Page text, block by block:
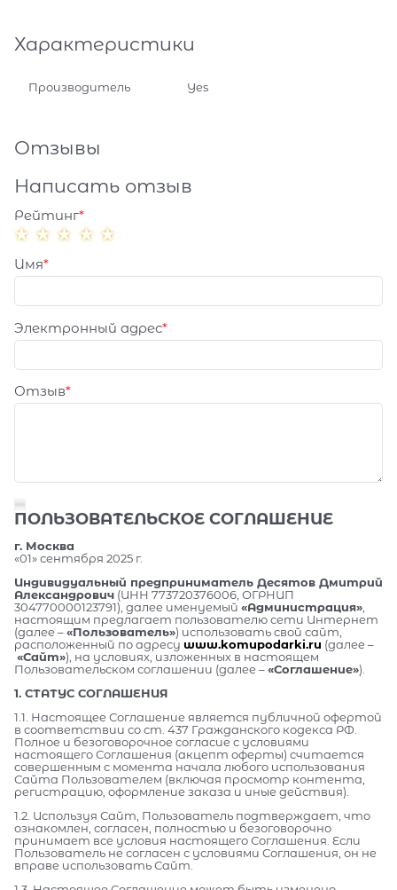
Характеристики
Производитель Yes
Отзывы
Написать отзыв
Рейтинг
Имя
Электронный адрес
Отзыв
ПОЛЬЗОВАТЕЛЬСКОЕ СОГЛАШЕНИЕ
г. Москва
«01» сентября 2025 г.
Индивидуальный предприниматель Десятов Дмитрий
Александрович (ИНН 773720376006, ОГРНИП
304770000123791), далее именуемый «Администрация»,
настоящим предлагает пользователю сети Интернет
(далее –«Пользователь») использовать свой сайт,
расположенный по адресу www.komupodarki.ru (далее –
«Сайт»), на условиях, изложенных в настоящем
Пользовательском соглашении (далее –«Соглашение»).
1. СТАТУС СОГЛАШЕНИЯ
1.1. Настоящее Соглашение является публичной офертой
в соответствии со ст. 437 Гражданского кодекса РФ.
Полное и безоговорочное согласие с условиями
настоящего Соглашения (акцепт оферты) считается
совершенным с момента начала любого использования
Сайта Пользователем (включая просмотр контента,
регистрацию, оформление заказа и иные действия).
1.2. Используя Сайт, Пользователь подтверждает, что
ознакомлен, согласен, полностью и безоговорочно
принимает все условия настоящего Соглашения. Если
Пользователь не согласен с условиями Соглашения, он не
вправе использовать Сайт.